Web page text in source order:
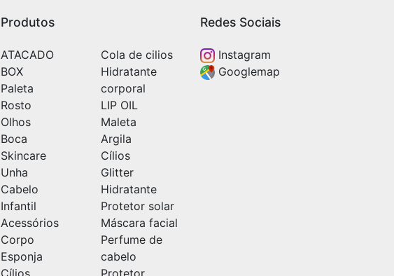
Produtos
ATACADO
BOX
Paleta
Rosto
Olhos
Boca
Skincare
Unha
Cabelo
Infantil
Acessórios
Corpo
Esponja
Cílios
Cola de cilios
Hidratante
corporal
LIP OIL
Maleta
Argila
Cílios
Glitter
Hidratante
Protetor solar
Máscara facial
Perfume de
cabelo
Protetor
Redes Sociais
Instagram
Googlemap